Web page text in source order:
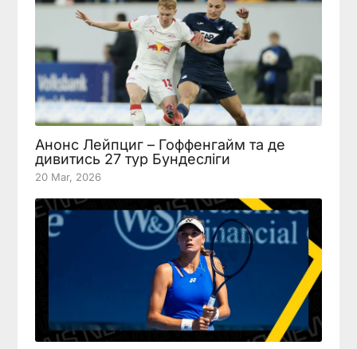
Анонс Лейпциг – Гоффенгайм та де
дивитись 27 тур Бундесліги
20 Mar, 2026